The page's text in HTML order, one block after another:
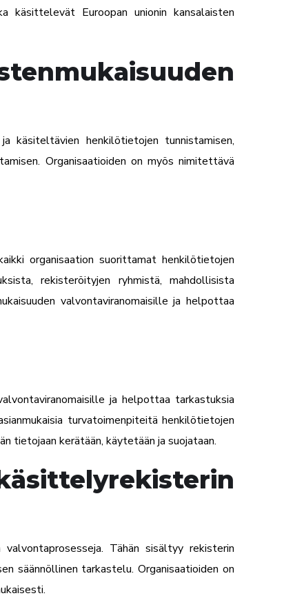
käsittelevät Euroopan unionin kansalaisten
käsiteltävien henkilötietojen tunnistamisen,
Organisaatioiden on myös nimitettävä
organisaation suorittamat henkilötietojen
rekisteröityjen ryhmistä, mahdollisista
valvontaviranomaisille ja helpottaa
ja helpottaa tarkastuksia
turvatoimenpiteitä henkilötietojen
tietojaan kerätään, käytetään ja suojataan.
Tähän sisältyy rekisterin
säännöllinen tarkastelu. Organisaatioiden on